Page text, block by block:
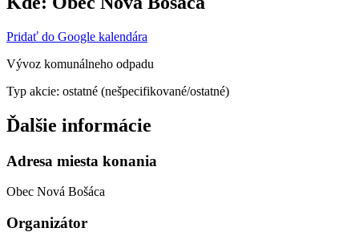
Pridať do Google kalendára
Vývoz komunálneho odpadu
Typ akcie: ostatné (nešpecifikované/ostatné)
Ďalšie informácie
Adresa miesta konania
Obec Nová Bošáca
Organizátor